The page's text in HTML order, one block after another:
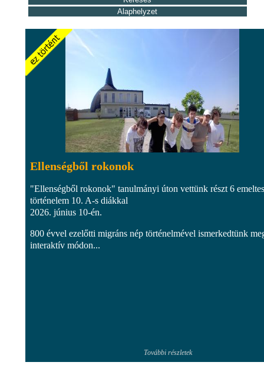
Ellenségből rokonok
"Ellenségből rokonok" tanulmányi úton vettünk részt 6 emeltes
történelem 10. A-s diákkal
2026. június 10-én.
800 évvel ezelőtti migráns nép történelmével ismerkedtünk
interaktív módon...
További részletek